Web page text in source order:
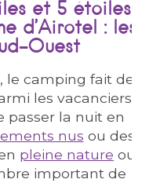
et 5 étoiles
d’Airotel : les
Ouest
le camping fait de
les vacanciers.
passer la nuit en
nus ou des
pleine nature ou
important de